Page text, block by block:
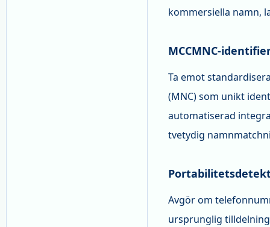
kommersiella namn,
MCCMNC-
Ta emot
(MNC) som unikt
automatiserad
tvetydig
Avgör om
ursprunglig